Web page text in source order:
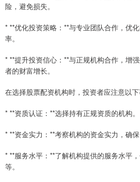
险，避免损失。
* **优化投资策略：**与专业团队合作，优
率。
* **提升投资信心：**与正规机构合作，增
者的财富增长。
在选择股票配资机构时，投资者应注意以下
* **资质认证：**选择持有正规资质的机构。
* **资金实力：**考察机构的资金实力，确保
* **服务水平：**了解机构提供的服务水平
等。